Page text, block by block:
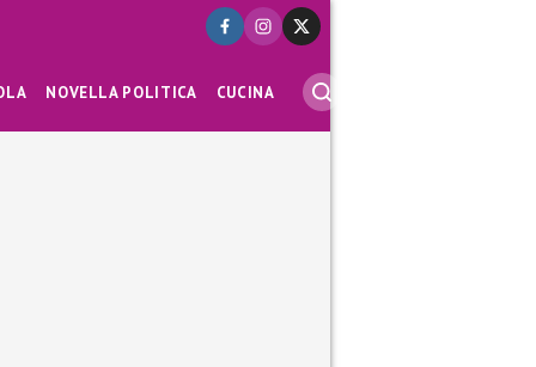
NOVELLA POLITICA CUCINA